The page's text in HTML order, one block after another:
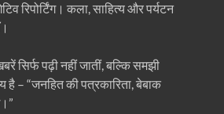
रिपोर्टिंग। कला, साहित्य और पर्यटन
सिर्फ पढ़ी नहीं जातीं, बल्कि समझी
है – “जनहित की पत्रकारिता, बेबाक